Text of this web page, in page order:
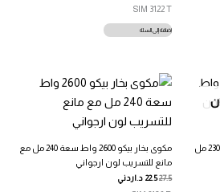
SIM 3122 T
إضافة إلى السلة
مكوى يد بخار بيكو 1600 واط سعة 230 مل
مكوى بخار بيكو 2600 واط سعة 240 مل مع
مانع للتسريب لون ارجواني
27.5
22.5 د.اردني